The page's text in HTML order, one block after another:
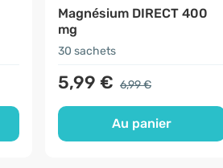
Magnésium DIRECT 400
mg
30 sachets
5,99 € 6,99 €
Au panier